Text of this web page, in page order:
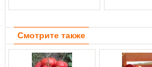
Смотрите также